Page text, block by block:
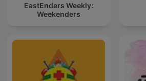
EastEnders Weekly:
Weekenders